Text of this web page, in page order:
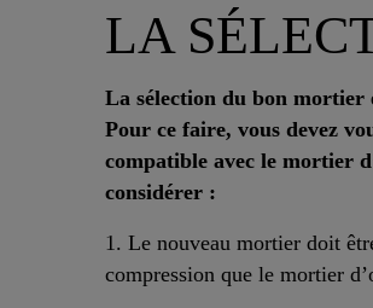
LA
La sélection du bon mortier
Pour ce faire, vous devez
compatible avec le mortier
considérer :
1. Le nouveau mortier doit
compression que le mortier